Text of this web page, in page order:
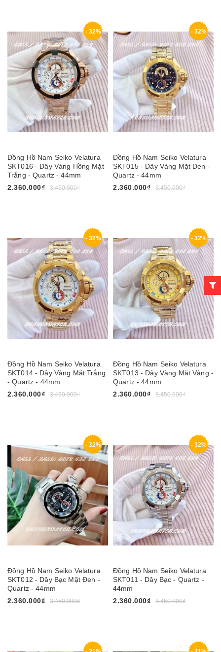
- 32%
Đồng Hồ Nam Seiko Velatura
SKT016 - Dây Vàng Hồng Mặt
Trắng - Quartz - 44mm
2.360.000₫
3.450.000₫
- 32%
Đồng Hồ Nam Seiko Velatura
SKT015 - Dây Vàng Mặt Đen -
Quartz - 44mm
2.360.000₫
3.450.000₫
- 32%
Đồng Hồ Nam Seiko Velatura
SKT014 - Dây Vàng Mặt Trắng
- Quartz - 44mm
2.360.000₫
3.450.000₫
- 32%
Đồng Hồ Nam Seiko Velatura
SKT013 - Dây Vàng Mặt Vàng -
Quartz - 44mm
2.360.000₫
3.450.000₫
- 32%
Đồng Hồ Nam Seiko Velatura
SKT012 - Dây Bạc Mặt Đen -
Quartz - 44mm
2.360.000₫
3.450.000₫
- 32%
Đồng Hồ Nam Seiko Velatura
SKT011 - Dây Bạc - Quartz -
44mm
2.360.000₫
3.450.000₫